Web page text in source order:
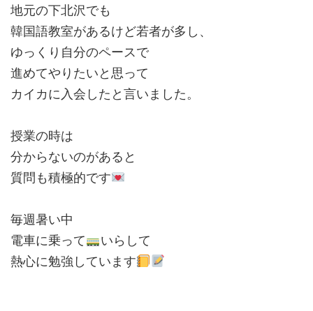
地元の下北沢でも
韓国語教室があるけど若者が多し、
ゆっくり自分のペースで
進めてやりたいと思って
カイカに入会したと言いました。
授業の時は
分からないのがあると
質問も積極的です
毎週暑い中
電車に乗って
いらして
熱心に勉強しています